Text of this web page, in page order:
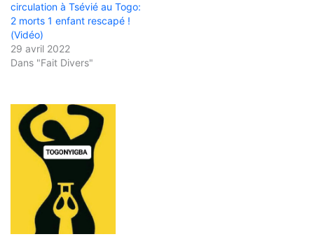
circulation à Tsévié au Togo:
2 morts 1 enfant rescapé !
(Vidéo)
29 avril 2022
Dans "Fait Divers"